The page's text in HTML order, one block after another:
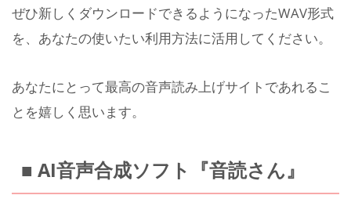
ぜひ新しくダウンロードできるようになったWAV形式
を、あなたの使いたい利用方法に活用してください。
あなたにとって最高の音声読み上げサイトであれるこ
とを嬉しく思います。
■ AI音声合成ソフト『音読さん』